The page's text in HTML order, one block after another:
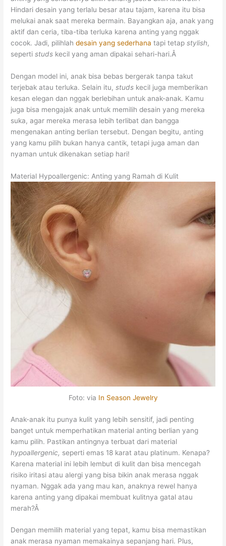
Hindari desain yang terlalu besar atau tajam, karena itu bisa
melukai anak saat mereka bermain. Bayangkan aja, anak yang
aktif dan ceria, tiba-tiba terluka karena anting yang nggak
cocok. Jadi, pilihlahdesain yang sederhana tapi tetapstylish,
sepertistuds kecil yang aman dipakai sehari-hari.Â
Dengan model ini, anak bisa bebas bergerak tanpa takut
terjebak atau terluka. Selain itu,studs kecil juga memberikan
kesan elegan dan nggak berlebihan untuk anak-anak. Kamu
juga bisa mengajak anak untuk memilih desain yang mereka
suka, agar mereka merasa lebih terlibat dan bangga
mengenakan anting berlian tersebut. Dengan begitu, anting
yang kamu pilih bukan hanya cantik, tetapi juga aman dan
nyaman untuk dikenakan setiap hari!
Material Hypoallergenic: Anting yang Ramah di Kulit
Foto: via In Season Jewelry
Anak-anak itu punya kulit yang lebih sensitif, jadi penting
banget untuk memperhatikan material anting berlian yang
kamu pilih. Pastikan antingnya terbuat dari material
hypoallergenic, seperti emas 18 karat atau platinum. Kenapa?
Karena material ini lebih lembut di kulit dan bisa mencegah
risiko iritasi atau alergi yang bisa bikin anak merasa nggak
nyaman. Nggak ada yang mau kan, anaknya rewel hanya
karena anting yang dipakai membuat kulitnya gatal atau
merah?Â
Dengan memilih material yang tepat, kamu bisa memastikan
anak merasa nyaman memakainya sepanjang hari. Plus,